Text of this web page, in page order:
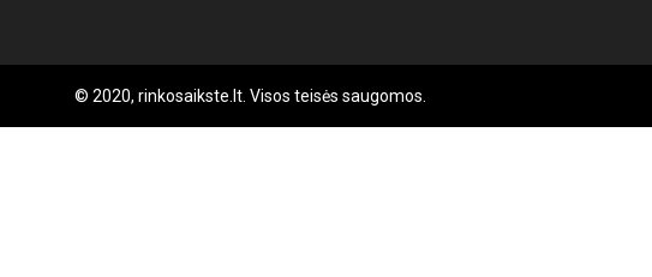
© 2020, rinkosaikste.lt. Visos teisės saugomos.